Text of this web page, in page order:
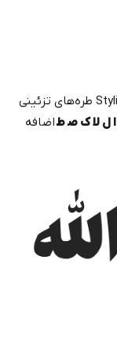
می‌توانید با فعال‌سازی Stylistic set طره‌های تزئینی
ا ل لا ک ص‍ طاضافه